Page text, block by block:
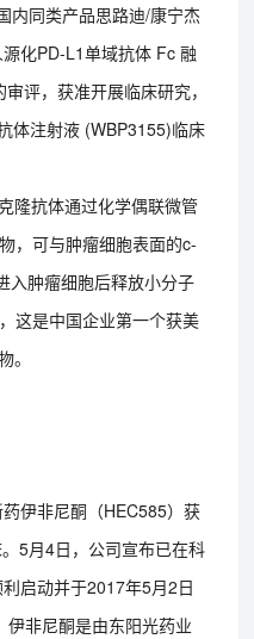
内同类产品思路迪/康宁杰
化PD-L1单域抗体 Fc 融
评，获准开展临床研究，
体注射液 (WBP3155)临床
隆抗体通过化学偶联微管
，可与肿瘤细胞表面的c-
入肿瘤细胞后释放小分子
这是中国企业第一个获美
。
伊非尼酮（HEC585）获
5月4日，公司宣布已在科
启动并于2017年5月2日
非尼酮是由东阳光药业